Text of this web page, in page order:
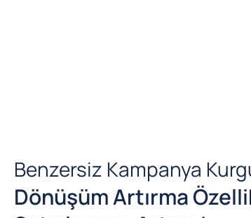
Benzersiz Kampanya
Dönüşüm Artırma